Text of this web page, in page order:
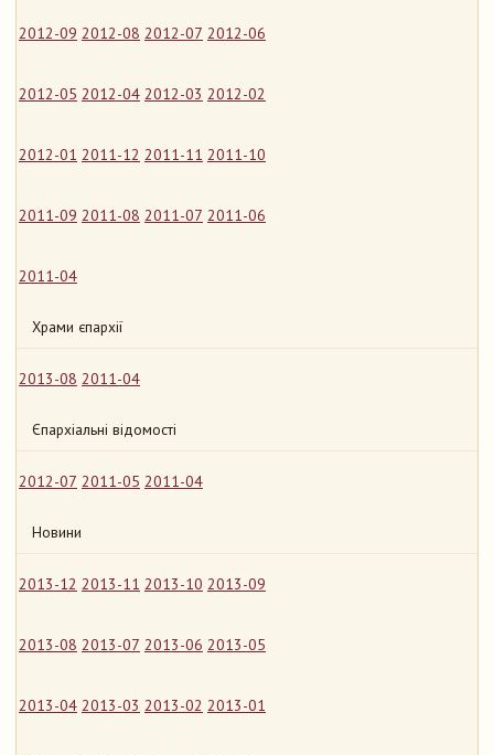
2012-09 2012-08 2012-07 2012-06
2012-05 2012-04 2012-03 2012-02
2012-01 2011-12 2011-11 2011-10
2011-09 2011-08 2011-07 2011-06
2011-04
Храми єпархії
2013-08 2011-04
Єпархіальні відомості
2012-07 2011-05 2011-04
Новини
2013-12 2013-11 2013-10 2013-09
2013-08 2013-07 2013-06 2013-05
2013-04 2013-03 2013-02 2013-01